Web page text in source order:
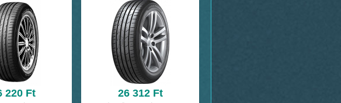
220 Ft 26 312 Ft